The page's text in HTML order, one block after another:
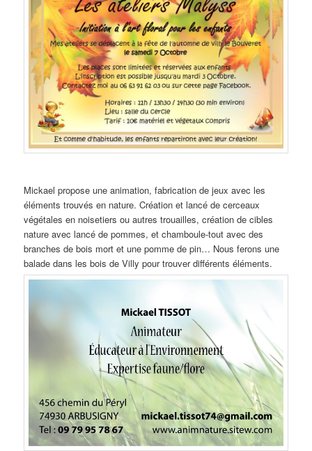
Mickael propose une animation, fabrication de jeux avec les
éléments trouvés en nature. Création et lancé de cerceaux
végétales en noisetiers ou autres trouailles, création de cibles
nature avec lancé de pommes, et chamboule-tout avec des
branches de bois mort et une pomme de pin… Nous ferons une
balade dans les bois de Villy pour trouver différents éléments.